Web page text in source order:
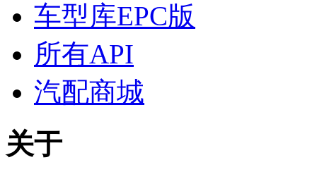
车型库EPC版
所有API
汽配商城
关于